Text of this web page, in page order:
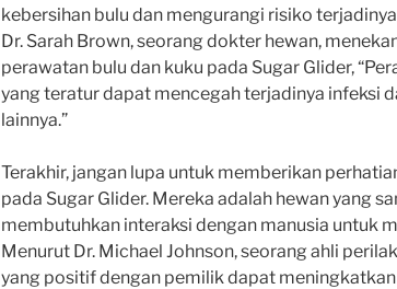
kebersihan bulu dan mengurangi risiko
Dr. Sarah Brown, seorang dokter hewan,
perawatan bulu dan kuku pada Sugar Glider,
yang teratur dapat mencegah terjadinya infeksi
lainnya.”
Terakhir, jangan lupa untuk memberikan
pada Sugar Glider. Mereka adalah hewan yang
membutuhkan interaksi dengan manusia untuk
Menurut Dr. Michael Johnson, seorang ahli
yang positif dengan pemilik dapat